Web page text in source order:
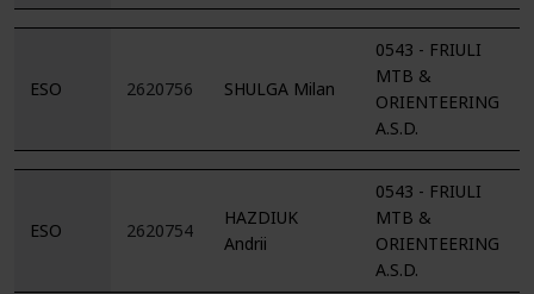
ESO 2620756 SHULGA Milan
0543 - FRIULI
MTB &
ORIENTEERING
A.S.D.
ESO 2620754
HAZDIUK
Andrii
0543 - FRIULI
MTB &
ORIENTEERING
A.S.D.